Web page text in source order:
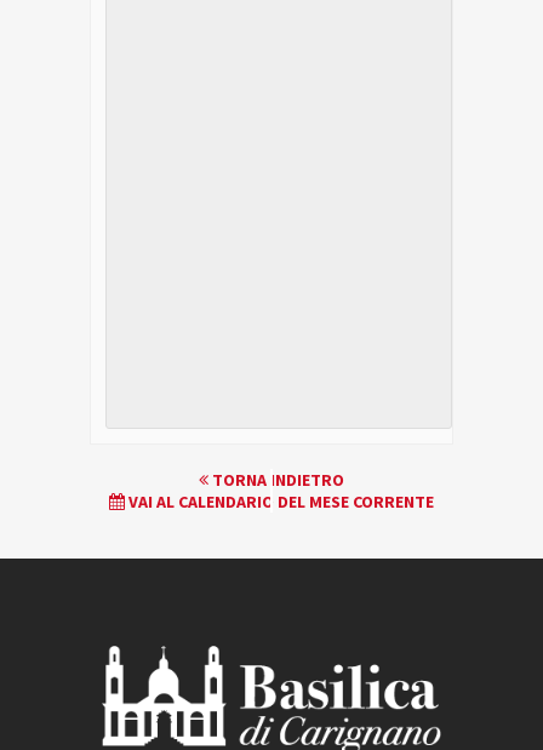
EVENTO
NAVIGATION
TORNA INDIETRO
VAI AL CALENDARIO DEL MESE CORRENTE